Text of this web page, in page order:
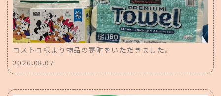
コストコ様より物品の寄附をいただきました。
2026.08.07